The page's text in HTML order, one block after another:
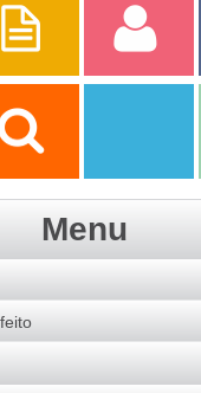
Servidor
Menu